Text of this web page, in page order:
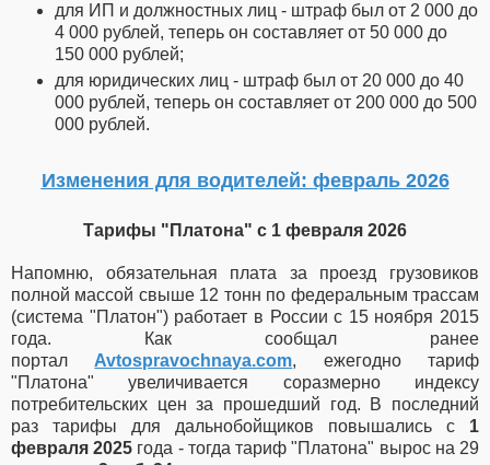
для ИП и должностных лиц - штраф был от 2 000 до
4 000 рублей, теперь он составляет от 50 000 до
150 000 рублей;
для юридических лиц - штраф был от 20 000 до 40
000 рублей, теперь он составляет от 200 000 до 500
000 рублей.
Изменения для водителей: февраль 2026
Тарифы "Платона" с 1 февраля 2026
Напомню, обязательная плата за проезд грузовиков
полной массой свыше 12 тонн по федеральным трассам
(система "Платон") работает в России с 15 ноября 2015
года. Как сообщал ранее
портал Avtospravochnaya.com, ежегодно тариф
"Платона" увеличивается соразмерно индексу
потребительских цен за прошедший год. В последний
раз тарифы для дальнобойщиков повышались с 1
февраля 2025 года - тогда тариф "Платона" вырос на 29